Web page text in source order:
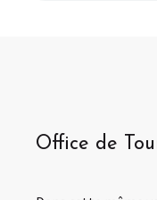
Office de